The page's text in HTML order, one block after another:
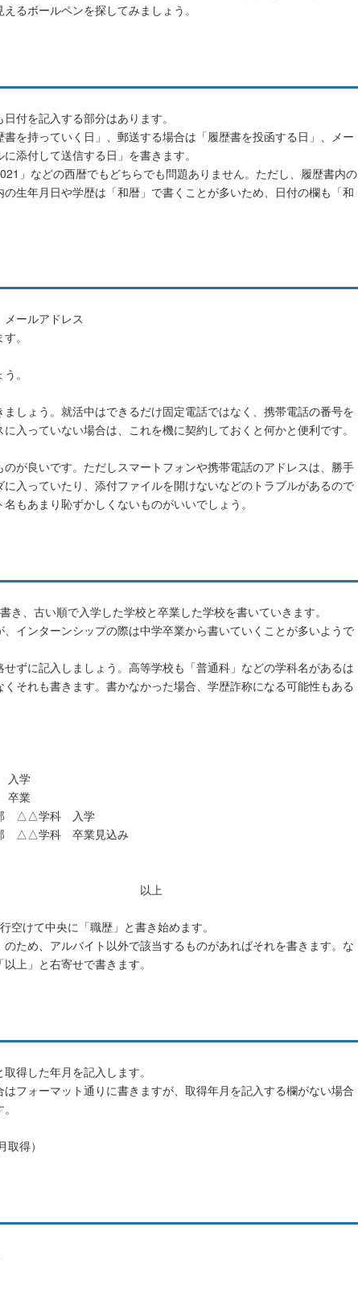
るボールペンを探してみましょう。
付を記入する部分はあります。
を持っていく日」、郵送する場合は「履歴書を投函する日」、メー
添付して送信する日」を書きます。
」などの西暦でもどちらでも問題ありません。ただし、履歴書内の
生年月日や学歴は「和暦」で書くことが多いため、日付の欄も「和
メールアドレス
。
。
しょう。就活中はできるだけ固定電話ではなく、携帯電話の番号を
入っていない場合は、これを機に契約しておくと何かと便利です。
が良いです。ただしスマートフォンや携帯電話のアドレスは、勝手
入っていたり、添付ファイルを開けないなどのトラブルがあるので
もあまり恥ずかしくないものがいいでしょう。
き、古い順で入学した学校と卒業した学校を書いていきます。
インターンシップの際は中学卒業から書いていくことが多いようで
ずに記入しましょう。高等学校も「普通科」などの学科名があるは
それも書きます。書かなかった場合、学歴詐称になる可能性もある
入学
卒業
△△学科 入学
△△学科 卒業見込み
けて中央に「職歴」と書き始めます。
ため、アルバイト以外で該当するものがあればそれを書きます。な
上」と右寄せで書きます。
得した年月を記入します。
フォーマット通りに書きますが、取得年月を記入する欄がない場合
得）